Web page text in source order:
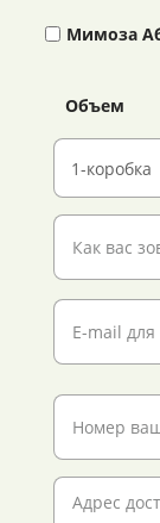
Мимоза
Объем